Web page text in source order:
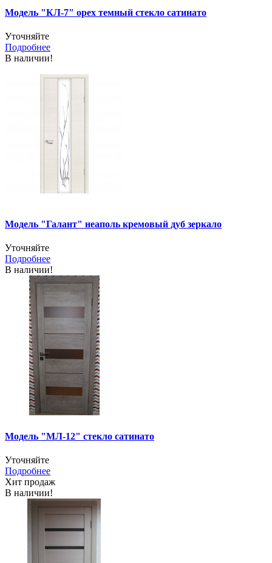
Модель "КЛ-7" орех темный стекло сатинато
Уточняйте
Подробнее
В наличии!
Модель "Галант" неаполь кремовый дуб зеркало
Уточняйте
Подробнее
В наличии!
Модель "МЛ-12" стекло сатинато
Уточняйте
Подробнее
Хит продаж
В наличии!